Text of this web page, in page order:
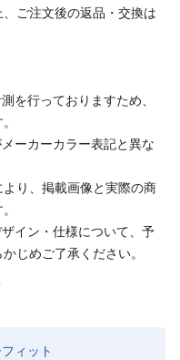
ご注文後の返品・交換は
を行っておりますため、
ーカーカラー表記と異な
り、掲載画像と実際の商
イン・仕様について、予
じめご了承ください。
ィット